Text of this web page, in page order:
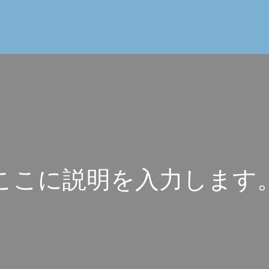
こ に説明 を 入 力 し ま す。